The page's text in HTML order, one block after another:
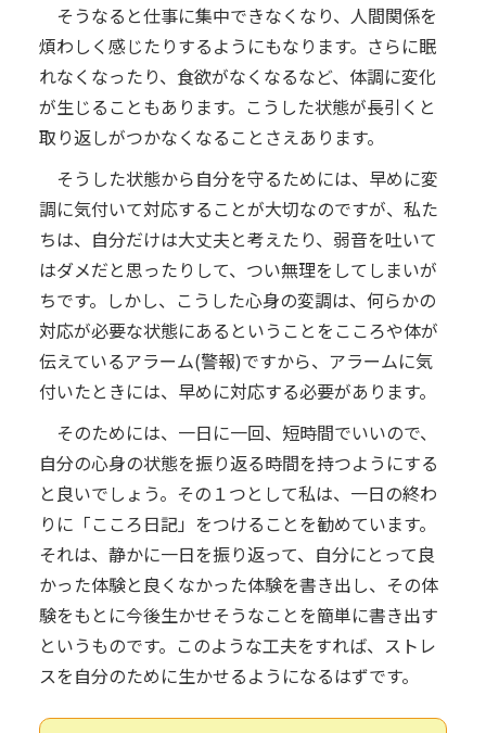
そうなると仕事に集中できなくなり、人間関係を
煩わしく感じたりするようにもなります。さらに眠
れなくなったり、食欲がなくなるなど、体調に変化
が生じることもあります。こうした状態が長引くと
取り返しがつかなくなることさえあります。
そうした状態から自分を守るためには、早めに変
調に気付いて対応することが大切なのですが、私た
ちは、自分だけは大丈夫と考えたり、弱音を吐いて
はダメだと思ったりして、つい無理をしてしまいが
ちです。しかし、こうした心身の変調は、何らかの
対応が必要な状態にあるということをこころや体が
伝えているアラーム(警報)ですから、アラームに気
付いたときには、早めに対応する必要があります。
そのためには、一日に一回、短時間でいいので、
自分の心身の状態を振り返る時間を持つようにする
と良いでしょう。その１つとして私は、一日の終わ
りに「こころ日記」をつけることを勧めています。
それは、静かに一日を振り返って、自分にとって良
かった体験と良くなかった体験を書き出し、その体
験をもとに今後生かせそうなことを簡単に書き出す
というものです。このような工夫をすれば、ストレ
スを自分のために生かせるようになるはずです。